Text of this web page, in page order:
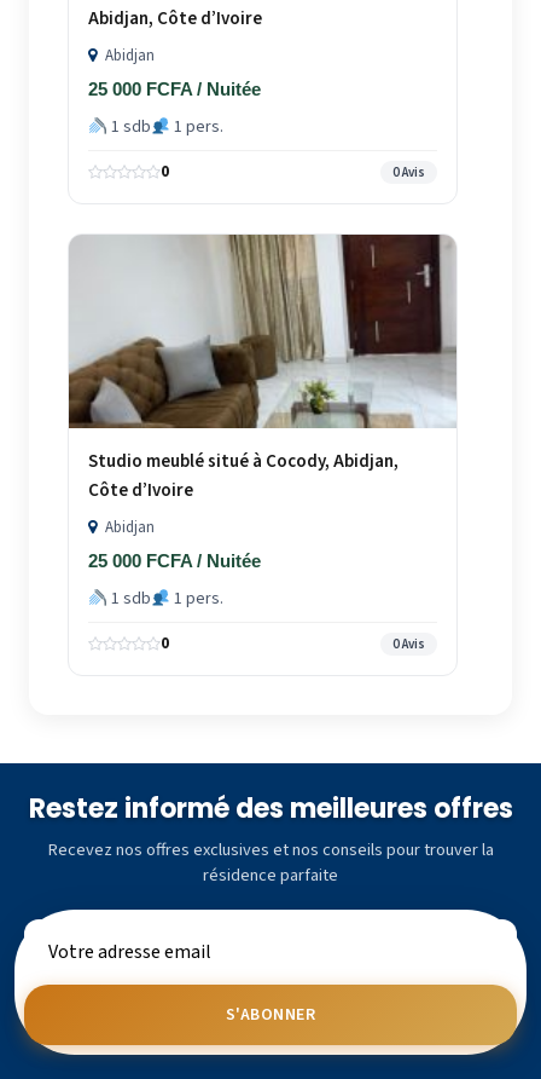
Abidjan, Côte d’Ivoire
Abidjan
25 000 FCFA / Nuitée
1 sdb 1 pers.
0 0 Avis
Studio meublé situé à Cocody, Abidjan,
Côte d’Ivoire
Abidjan
25 000 FCFA / Nuitée
1 sdb 1 pers.
0 0 Avis
Restez informé des meilleures offres
Recevez nos offres exclusives et nos conseils pour trouver la
résidence parfaite
S'ABONNER